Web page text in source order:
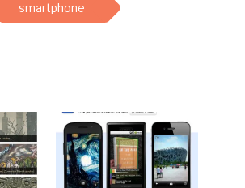
smartphone